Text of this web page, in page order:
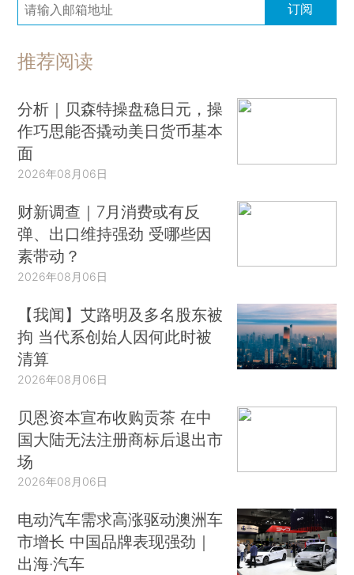
订阅
推荐阅读
分析｜贝森特操盘稳日元，操
作巧思能否撬动美日货币基本
面
2026年08月06日
财新调查｜7月消费或有反
弹、出口维持强劲 受哪些因
素带动？
2026年08月06日
【我闻】艾路明及多名股东被
拘 当代系创始人因何此时被
清算
2026年08月06日
贝恩资本宣布收购贡茶 在中
国大陆无法注册商标后退出市
场
2026年08月06日
电动汽车需求高涨驱动澳洲车
市增长 中国品牌表现强劲｜
出海·汽车